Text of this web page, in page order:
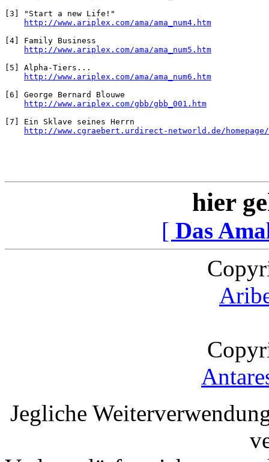
[3] "Start a new Life!"
http://www.ariplex.com/ama/ama_num4.htm
[4] Family Business
http://www.ariplex.com/ama/ama_num5.htm
[5] Alpha-Tiers...
http://www.ariplex.com/ama/ama_num6.htm
[6] George Bernard Blouwe
http://www.ariplex.com/gbb/gbb_001.htm
[7] Ein Sklave seines Herrn
http://www.cgraebert.urdirect-networld.de/
hier
[ Das
Jegliche